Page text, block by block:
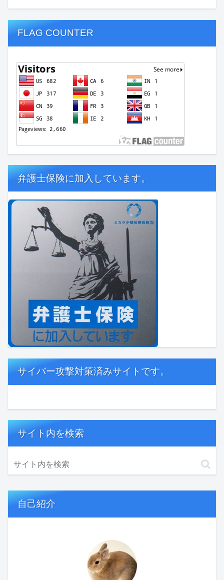
FLAG COUNTER
弁護士保険に加入しています。
サイバー攻撃対策済みサイトです。
サイト内を検索
自己紹介